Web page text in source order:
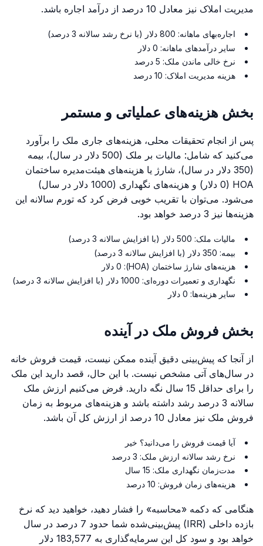
مدیریت املاک نیز معادل 10 درصد از درآمد اجاره باشد.
اجاره‌بهای ماهانه: 800 دلار (با نرخ رشد سالانه 3 درصد)
سایر درآمدهای ماهانه: 0 دلار
نرخ خالی ماندن ملک: 5 درصد
هزینه مدیریت املاک: 10 درصد
بخش هزینه‌های عملیاتی و مستمر
پس از انجام تحقیقات محلی، هزینه‌های جاری ملک را برآورد
می‌کنید که شامل: مالیات بر ملک (500 دلار در سال)، بیمه
(350 دلار در سال)، شارژ یا هزینه‌های هیئت‌مدیره ساختمان
HOA (0 دلار) و هزینه‌های نگهداری (1000 دلار در سال)
می‌شود. می‌توان با تقریب خوبی فرض کرد که تورم سالانه این
هزینه‌ها نیز 3 درصد خواهد بود.
مالیات ملک: 500 دلار (با افزایش سالانه 3 درصد)
بیمه: 350 دلار (با افزایش سالانه 3 درصد)
هزینه‌های شارژ ساختمان (HOA): 0 دلار
نگهداری و تعمیرات دوره‌ای: 1000 دلار (با افزایش سالانه 3 درصد)
سایر هزینه‌ها: 0 دلار
بخش فروش ملک در آینده
از آنجا که پیش‌بینی دقیق آینده ممکن نیست، قیمت فروش خانه
در سال‌های آتی مشخص نیست. با این حال، قصد دارید این ملک
را برای حداقل 15 سال نگه دارید. فرض می‌کنیم ارزش ملک
سالانه 3 درصد رشد داشته باشد و هزینه‌های مربوط به زمان
فروش ملک نیز معادل 10 درصد از ارزش کل آن باشد.
آیا قیمت فروش را می‌دانید؟ خیر
نرخ رشد سالانه ارزش ملک: 3 درصد
مدت‌زمان نگهداری ملک: 15 سال
هزینه‌های زمان فروش: 10 درصد
هنگامی که دکمه «محاسبه» را فشار دهید، خواهید دید که نرخ
بازده داخلی (IRR) پیش‌بینی‌شده شما حدود 7 درصد در سال
خواهد بود و سود کل این سرمایه‌گذاری به 183,577 دلار